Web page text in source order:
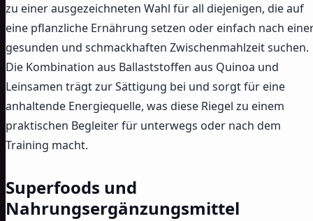
zu einer ausgezeichneten Wahl für all diejenigen, die auf
eine pflanzliche Ernährung setzen oder einfach nach
gesunden und schmackhaften Zwischenmahlzeit suchen.
Die Kombination aus Ballaststoffen aus Quinoa und
Leinsamen trägt zur Sättigung bei und sorgt für eine
anhaltende Energiequelle, was diese Riegel zu einem
praktischen Begleiter für unterwegs oder nach dem
Training macht.
Superfoods und
Nahrungsergänzungsmittel